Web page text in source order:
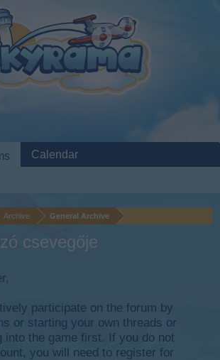
Archive General Archive
csevegője
participate on the forum by
or starting your own threads or
into the game first. If you do not
you will need to register for
Calendar